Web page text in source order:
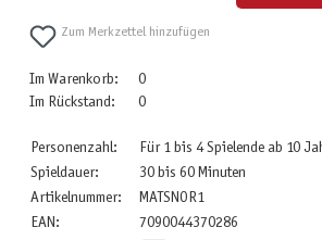
Zum Merkzettel hinzufügen
Im Warenkorb:
0
Im Rückstand:
0
Personenzahl:
Für 1 bis 4 Spielende ab 10
Spieldauer:
30 bis 60 Minuten
Artikelnummer:
MATSNOR1
EAN:
7090044370286